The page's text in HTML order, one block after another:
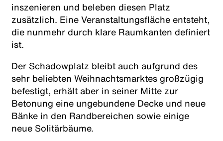
inszenieren und beleben diesen Platz
zusätzlich. Eine Veranstaltungsfläche entsteht,
die nunmehr durch klare Raumkanten definiert
ist.
Der Schadowplatz bleibt auch aufgrund des
sehr beliebten Weihnachtsmarktes großzügig
befestigt, erhält aber in seiner Mitte zur
Betonung eine ungebundene Decke und neue
Bänke in den Randbereichen sowie einige
neue Solitärbäume.